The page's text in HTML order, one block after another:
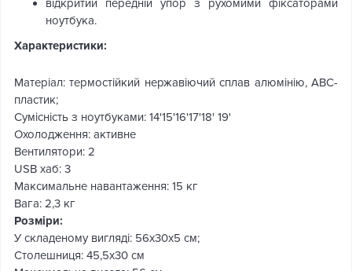
відкритий передній упор з рухомими фіксаторами
ноутбука.
Характеристики:
Матеріал: термостійкий нержавіючий сплав алюмінію, ABC-
пластик;
Сумісність з ноутбуками: 14'15'16'17'18' 19'
Охолодження: активне
Вентилятори: 2
USB хаб: 3
Максимальне навантаження: 15 кг
Вага: 2,3 кг
Розміри:
У складеному вигляді: 56х30х5 см;
Столешниця: 45,5х30 см